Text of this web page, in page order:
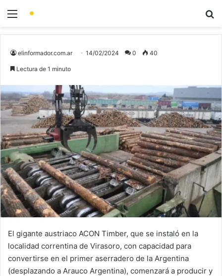
elinformador.com.ar 14/02/2024 0 40
Lectura de 1 minuto
El gigante austriaco ACON Timber, que se instaló en la
localidad correntina de Virasoro, con capacidad para
convertirse en el primer aserradero de la Argentina
(desplazando a Arauco Argentina), comenzará a producir y